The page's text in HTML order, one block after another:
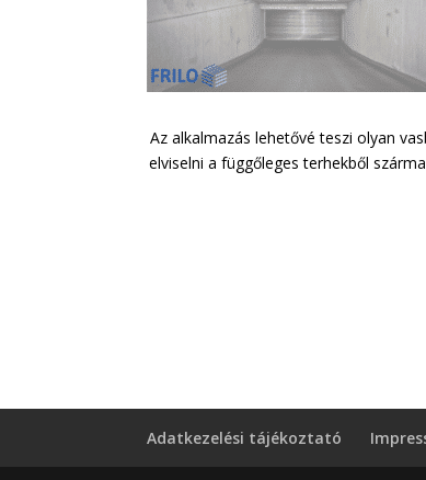
Az alkalmazás lehetővé teszi olyan
elviselni a függőleges terhekből
Adatkezelési tájékoztató